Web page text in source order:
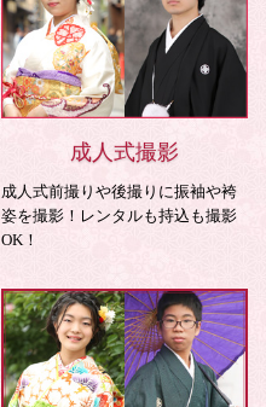
成人式撮影
成人式前撮りや後撮りに振袖や袴
姿を撮影！レンタルも持込も撮影
OK！